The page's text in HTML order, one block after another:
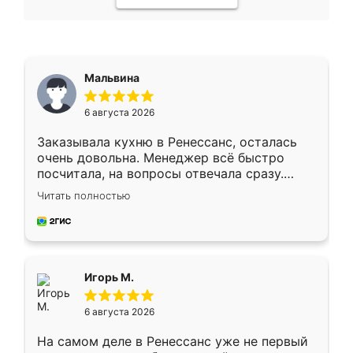
Мальвина
6 августа 2026
Заказывала кухню в Ренессанс, осталась
очень довольна. Менеджер всё быстро
посчитала, на вопросы отвечала сразу.
Замерщик приехал в субботу, подошёл к
делу со всей ответственностью. Собрали
за день, ребята работали аккуратно, даже
Читать полностью
Игорь М.
6 августа 2026
На самом деле в Ренессанс уже не первый